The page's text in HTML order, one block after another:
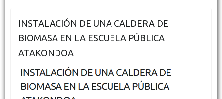
INSTALACIÓN DE UNA CALDERA DE
BIOMASA EN LA ESCUELA PÚBLICA
ATAKONDOA